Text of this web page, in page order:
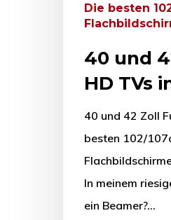
Die besten
40 und
HD TVs
40 und 42 Zoll
besten 102/
In meinem
ein Beamer?…